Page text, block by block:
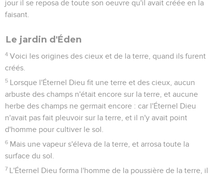
jour il se reposa de toute son oeuvre qu'il avait créée en la
faisant.
Le jardin d'Éden
4 Voici les origines des cieux et de la terre, quand ils furent
créés.
5 Lorsque l'Éternel Dieu fit une terre et des cieux, aucun
arbuste des champs n'était encore sur la terre, et aucune
herbe des champs ne germait encore : car l'Éternel Dieu
n'avait pas fait pleuvoir sur la terre, et il n'y avait point
d'homme pour cultiver le sol.
6 Mais une vapeur s'éleva de la terre, et arrosa toute la
surface du sol.
7 L'Éternel Dieu forma l'homme de la poussière de la terre, il